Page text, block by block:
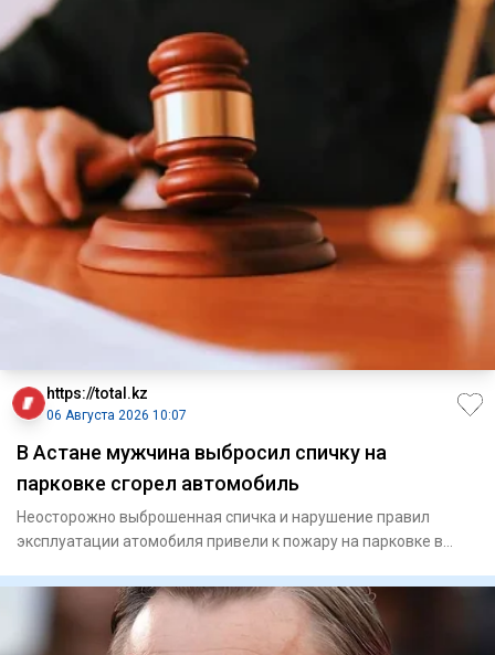
https://total.kz
06 Августа 2026 10:07
В Астане мужчина выбросил спичку на
парковке сгорел автомобиль
Неосторожно выброшенная спичка и нарушение правил
эксплуатации атомобиля привели к пожару на парковке в